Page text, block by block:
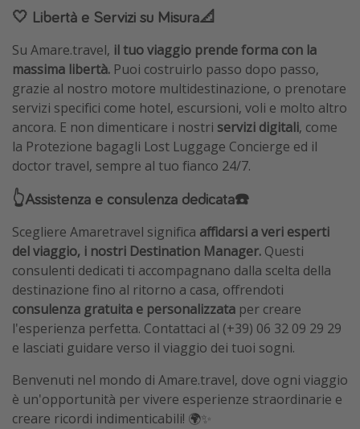
🤍 Libertà e Servizi su Misura📐
Su Amare.travel, il tuo viaggio prende forma con la
massima libertà. Puoi costruirlo passo dopo passo,
grazie al nostro motore multidestinazione, o prenotare
servizi specifici come hotel, escursioni, voli e molto altro
ancora. E non dimenticare i nostri servizi digitali, come
la Protezione bagagli Lost Luggage Concierge ed il
doctor travel, sempre al tuo fianco 24/7.
👆Assistenza e consulenza dedicata☎️
Scegliere Amaretravel significa affidarsi a veri esperti
del viaggio, i nostri Destination Manager. Questi
consulenti dedicati ti accompagnano dalla scelta della
destinazione fino al ritorno a casa, offrendoti
consulenza gratuita e personalizzata per creare
l'esperienza perfetta. Contattaci al (+39) 06 32 09 29 29
e lasciati guidare verso il viaggio dei tuoi sogni.
Benvenuti nel mondo di Amare.travel, dove ogni viaggio
è un'opportunità per vivere esperienze straordinarie e
creare ricordi indimenticabili! 🌍✨